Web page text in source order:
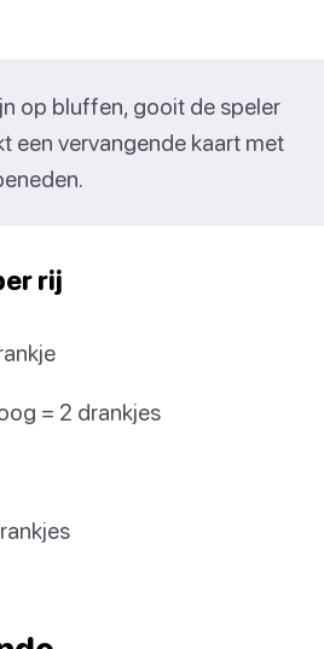
op bluffen, gooit de speler
een vervangende kaart met
rij
= 2 drankjes